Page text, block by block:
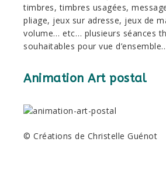
timbres, timbres usagées,
pliage, jeux sur adresse, jeux de
volume… etc… plusieurs séances
souhaitables pour vue
Animation Art postal
© Créations de Christelle Guénot